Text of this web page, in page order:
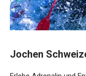
Jochen
Erlebe Adrenalin und